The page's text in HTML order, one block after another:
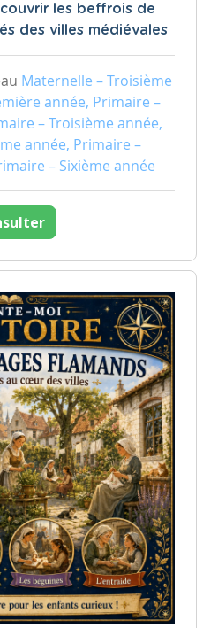
les beffrois de
des villes médiévales
Maternelle – Troisième
année, Primaire –
– Troisième année,
année, Primaire –
– Sixième année